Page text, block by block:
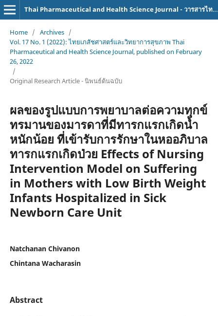
Thai Pharmaceutical and Health Science Journal - วารสารไทยเภสัชศาสตร์และวิทยาการสุขภาพ
Home / Archives /
Vol. 17 No. 1 (2022): ไทยเภสัชศาสตร์และวิทยาการสุขภาพ Thai
Pharmaceutical and Health Science Journal, published on February
26, 2022
/
Original Research Article - นิพนธ์ต้นฉบับ
ผลของรูปแบบการพยาบาลต่อความทุกข์
ทรมานของมารดาที่มีทารกแรกเกิดน้ำ
หนักน้อย ที่เข้ารับการรักษาในหออภิบาล
ทารกแรกเกิดป่วย Effects of Nursing
Intervention Model on Suffering
in Mothers with Low Birth Weight
Infants Hospitalized in Sick
Newborn Care Unit
Natchanan Chivanon
Chintana Wacharasin
Abstract